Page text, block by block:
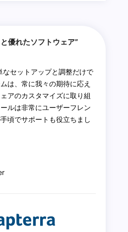
優れたソフトウェア”
なセットアップと調整だけで
は、常に我々の期待に応え
アのカスタマイズに取り組
ルは非常にユーザーフレン
頃でサポートも役立ちまし